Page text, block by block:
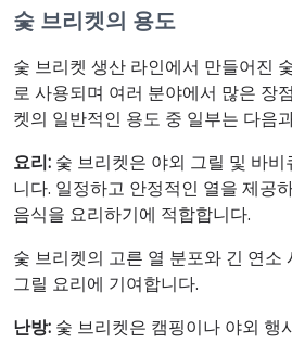
숯 브리켓의 용도
숯 브리켓 생산 라인에서 만들어진
로 사용되며 여러 분야에서 많은 장
켓의 일반적인 용도 중 일부는 다음
요리: 숯 브리켓은 야외 그릴 및 바
니다. 일정하고 안정적인 열을 제공
음식을 요리하기에 적합합니다.
숯 브리켓의 고른 열 분포와 긴 연소
그릴 요리에 기여합니다.
난방: 숯 브리켓은 캠핑이나 야외 행